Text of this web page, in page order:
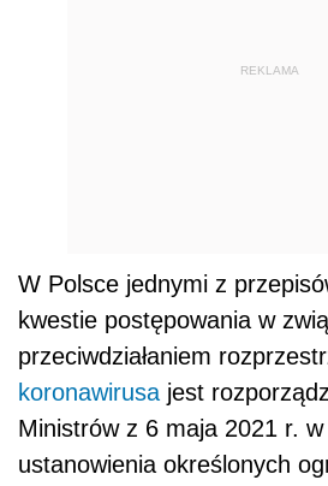
REKLAMA
W Polsce jednymi z
kwestie postępowania w
przeciwdziałaniem
koronawirusa jest
Ministrów z 6 maja 2021 r.
ustanowienia określonych